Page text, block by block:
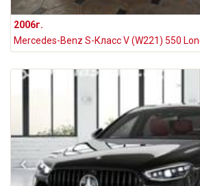
2006г.
Mercedes-Benz S-Класс V (W221) 550